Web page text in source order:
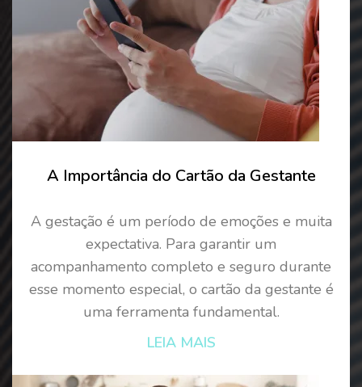
A Importância do Cartão da Gestante
A gestação é um período de emoções e muita
expectativa. Para garantir um
acompanhamento completo e seguro durante
esse momento especial, o cartão da gestante é
uma ferramenta fundamental.
LEIA MAIS